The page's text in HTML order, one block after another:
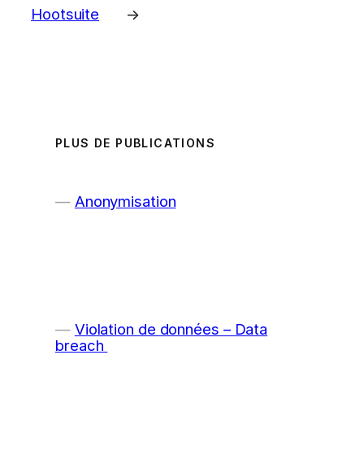
Hootsuite
→
PLUS DE PUBLICATIONS
Anonymisation
Violation de données – Data
breach